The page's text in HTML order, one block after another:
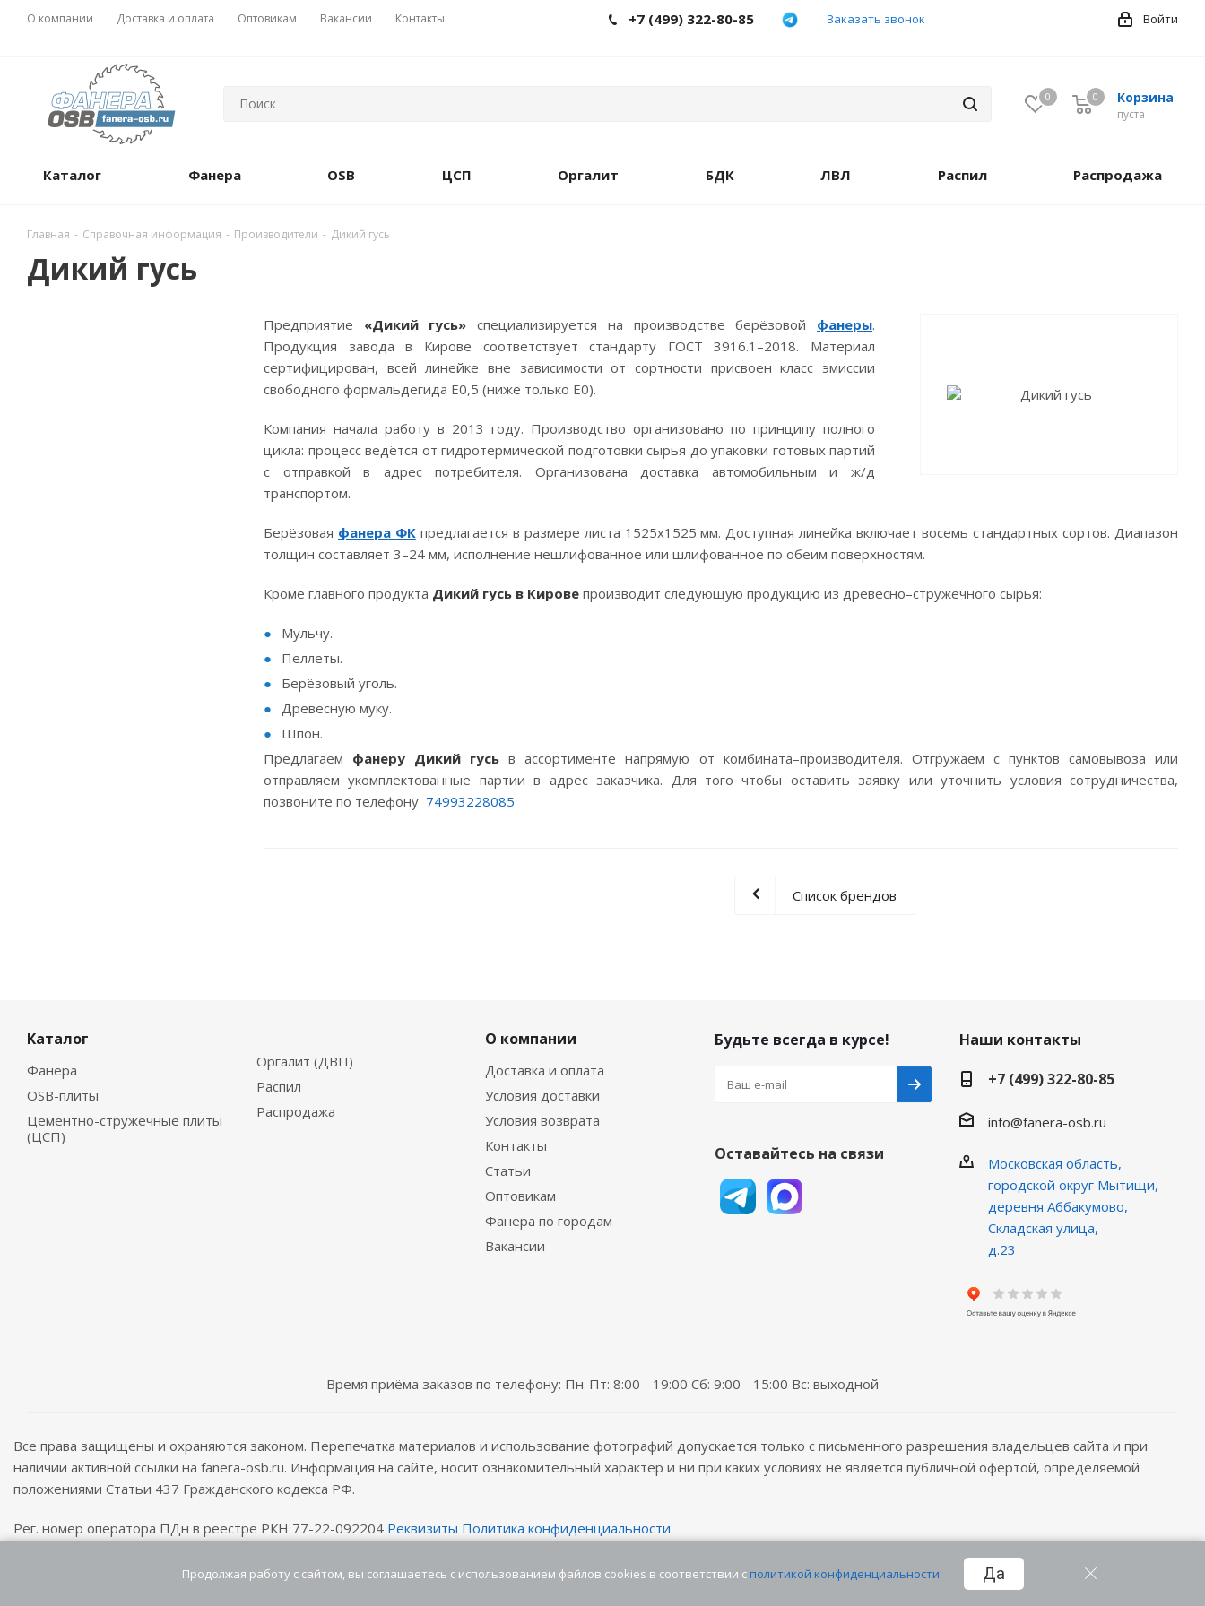
Продолжая работу с сайтом, вы соглашаетесь с использованием файлов cookies в соответствии с политикой конфиденциальности. Да
О компании Доставка и оплата Оптовикам Вакансии Контакты Войти
+7 (499) 322-80-85 Заказать звонок
0 Корзина
0
пуста
0
Каталог Фанера OSB ЦСП Оргалит БДК ЛВЛ Распил Распродажа
Главная - Справочная информация - Производители - Дикий гусь
Дикий гусь
Предприятие «Дикий гусь» специализируется на производстве берёзовой фанеры.
Продукция завода в Кирове соответствует стандарту ГОСТ 3916.1–2018. Материал
сертифицирован, всей линейке вне зависимости от сортности присвоен класс эмиссии
свободного формальдегида E0,5 (ниже только E0).
Компания начала работу в 2013 году. Производство организовано по принципу полного
цикла: процесс ведётся от гидротермической подготовки сырья до упаковки готовых партий
с отправкой в адрес потребителя. Организована доставка автомобильным и ж/д
транспортом.
Берёзовая фанера ФКпредлагается в размере листа 1525x1525 мм. Доступная линейка включает восемь стандартных сортов. Диапазон
толщин составляет 3–24 мм, исполнение нешлифованное или шлифованное по обеим поверхностям.
Кроме главного продукта Дикий гусь в Кирове производит следующую продукцию из древесно–стружечного сырья:
Мульчу.
Пеллеты.
Берёзовый уголь.
Древесную муку.
Шпон.
Предлагаем фанеру Дикий гусь в ассортименте напрямую от комбината–производителя. Отгружаем с пунктов самовывоза или
отправляем укомплектованные партии в адрес заказчика. Для того чтобы оставить заявку или уточнить условия сотрудничества,
позвоните по телефону 74993228085
Список брендов
Каталог
Фанера
OSB-плиты
Цементно-стружечные плиты
(ЦСП)
Оргалит (ДВП)
Распил
Распродажа
О компании
Доставка и оплата
Условия доставки
Условия возврата
Контакты
Статьи
Оптовикам
Фанера по городам
Вакансии
Будьте всегда в курсе!
Оставайтесь на связи
Наши контакты
+7 (499) 322-80-85
info@fanera-osb.ru
Московская область,
городской округ Мытищи,
деревня Аббакумово,
Складская улица,
д.23
Время приёма заказов по телефону: Пн-Пт: 8:00 - 19:00 Сб: 9:00 - 15:00 Вс: выходной
Все права защищены и охраняются законом. Перепечатка материалов и использование фотографий допускается только с письменного разрешения владельцев сайта и при
наличии активной ссылки на fanera-osb.ru. Информация на сайте, носит ознакомительный характер и ни при каких условиях не является публичной офертой, определяемой
положениями Статьи 437 Гражданского кодекса РФ.
Рег. номер оператора ПДн в реестре РКН 77-22-092204 Реквизиты Политика конфиденциальности